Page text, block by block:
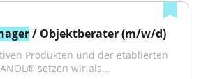
/ Objektberater (m/w/d)
Produkten und der etablierten
setzen wir als...